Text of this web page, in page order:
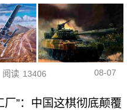
阅读 13406 08-07
厂”：中国这棋彻底颠覆